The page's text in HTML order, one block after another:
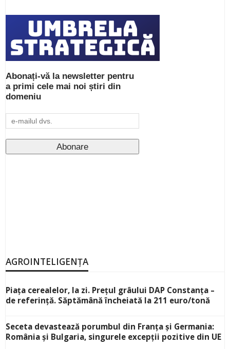
Abonați-vă la newsletter pentru
a primi cele mai noi știri din
domeniu
AGROINTELIGENȚA
Piața cerealelor, la zi. Prețul grâului DAP Constanța –
de referință. Săptămână încheiată la 211 euro/tonă
Seceta devastează porumbul din Franța și Germania:
România și Bulgaria, singurele excepții pozitive din UE